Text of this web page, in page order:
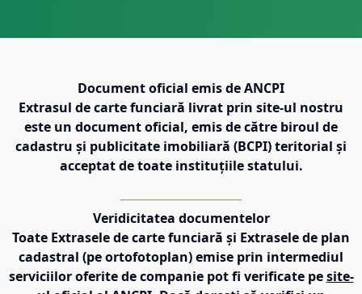
Document oficial emis de ANCPI
Extrasul de carte funciară livrat prin site-ul nostru
este un document oficial, emis de către biroul de
cadastru și publicitate imobiliară (BCPI) teritorial și
acceptat de toate instituțiile statului.
Veridicitatea documentelor
Toate Extrasele de carte funciară și Extrasele de plan
cadastral (pe ortofotoplan) emise prin intermediul
serviciilor oferite de companie pot fi verificate pe site-